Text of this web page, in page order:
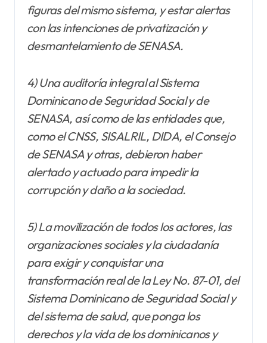
figuras del mismo sistema, y estar alertas
con las intenciones de privatización y
desmantelamiento de SENASA.
4) Una auditoría integral al Sistema
Dominicano de Seguridad Social y de
SENASA, así como de las entidades que,
como el CNSS, SISALRIL, DIDA, el Consejo
de SENASA y otras, debieron haber
alertado y actuado para impedir la
corrupción y daño a la sociedad.
5) La movilización de todos los actores, las
organizaciones sociales y la ciudadanía
para exigir y conquistar una
transformación real de la Ley No. 87-01, del
Sistema Dominicano de Seguridad Social y
del sistema de salud, que ponga los
derechos y la vida de los dominicanos y